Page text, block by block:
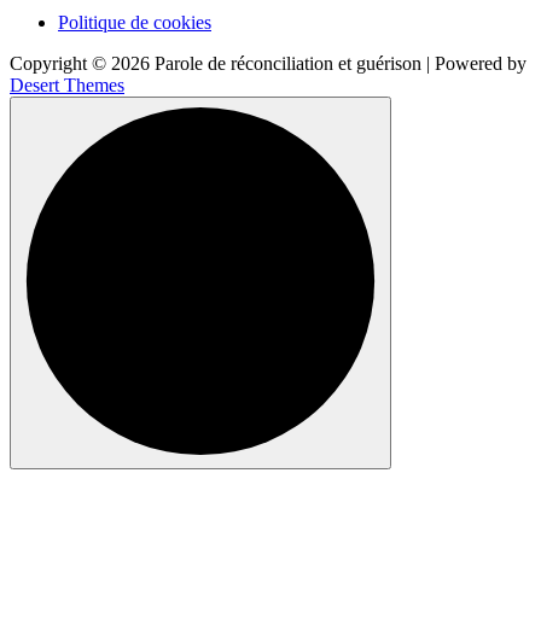
Politique de cookies
Copyright © 2026 Parole de réconciliation et guérison | Powered by
Desert Themes